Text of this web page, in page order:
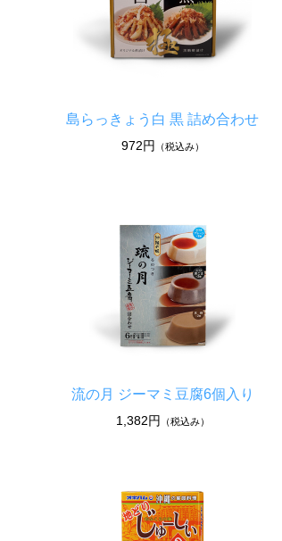
島らっきょう白 黒 詰め合わせ
972円 （税込み）
流の月 ジーマミ豆腐6個入り
1,382円 （税込み）